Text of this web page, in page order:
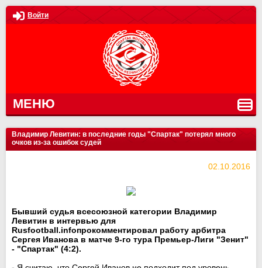
Войти
МЕНЮ
Владимир Левитин: в последние годы "Спартак" потерял много
очков из-за ошибок судей
02.10.2016
Бывший судья всесоюзной категории Владимир
Левитин в интервью для
Rusfootball.infoпрокомментировал работу арбитра
Сергея Иванова в матче 9-го тура Премьер-Лиги "Зенит"
- "Спартак" (4:2).